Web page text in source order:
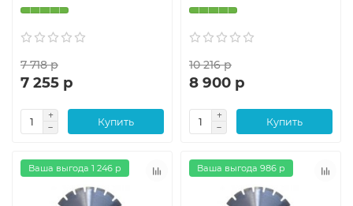
7 718 р
7 255 р
Купить
10 216 р
8 900 р
Купить
Ваша выгода 1 246 р Ваша выгода 986 р